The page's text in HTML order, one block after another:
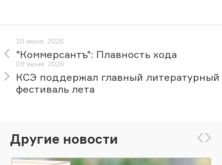
10 июня, 2026
"Коммерсантъ": Плавность хода
09 июня, 2026
КСЭ поддержал главный литературный
фестиваль лета
Другие новости